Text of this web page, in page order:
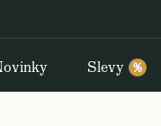
Slevy %